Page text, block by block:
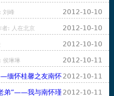
2012-10-10
刘峰
2012-10-10
者: 人在北京
2012-10-10
2012-10-11
侯琳琳
2012-10-11
缅怀桂馨之友南怀
2012-10-11
弟”——我与南怀瑾